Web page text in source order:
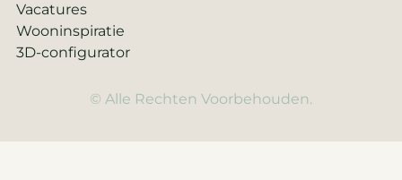
Vacatures
Wooninspiratie
3D-configurator
© Alle Rechten Voorbehouden.